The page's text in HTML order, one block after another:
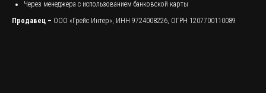
Через менеджера с использованием банковской карты
Продавец – ООО «Грейс Интер», ИНН 9724008226, ОГРН 1207700110089